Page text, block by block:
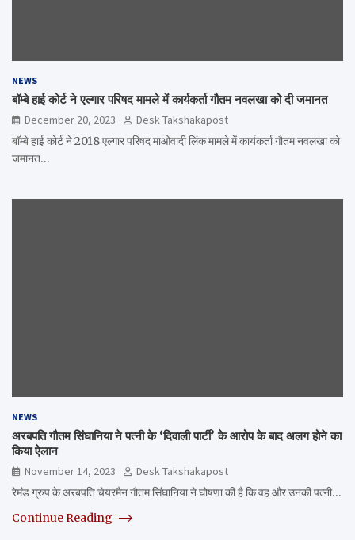
NEWS
बॉम्बे हाई कोर्ट ने एल्गार परिषद मामले में कार्यकर्ता गौतम नवलखा को दी जमानत
December 20, 2023
Desk Takshakapost
बॉम्बे हाई कोर्ट ने 2018 एल्गार परिषद माओवादी लिंक मामले में कार्यकर्ता गौतम नवलखा को
जमानत…
NEWS
अरबपति गौतम सिंघानिया ने पत्नी के ‘दिवाली पार्टी’ के आरोप के बाद अलग होने का
किया ऐलान
November 14, 2023
Desk Takshakapost
रेमंड ग्रुप के अरबपति चेयरमैन गौतम सिंघानिया ने घोषणा की है कि वह और उनकी पत्नी…
Continue Reading